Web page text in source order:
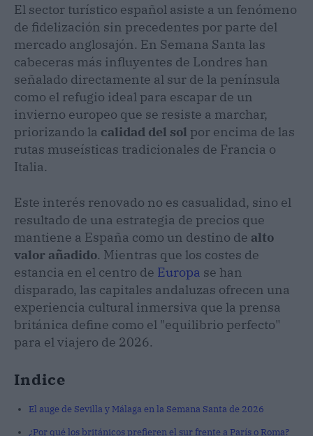
El sector turístico español asiste a un fenómeno
de fidelización sin precedentes por parte del
mercado anglosajón. En Semana Santa las
cabeceras más influyentes de Londres han
señalado directamente al sur de la península
como el refugio ideal para escapar de un
invierno europeo que se resiste a marchar,
priorizando la calidad del sol por encima de las
rutas museísticas tradicionales de Francia o
Italia.
Este interés renovado no es casualidad, sino el
resultado de una estrategia de precios que
mantiene a España como un destino de alto
valor añadido. Mientras que los costes de
estancia en el centro de Europa se han
disparado, las capitales andaluzas ofrecen una
experiencia cultural inmersiva que la prensa
británica define como el "equilibrio perfecto"
para el viajero de 2026.
Indice
El auge de Sevilla y Málaga en la Semana Santa de 2026
¿Por qué los británicos prefieren el sur frente a París o Roma?